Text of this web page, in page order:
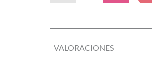
VALORACIONES